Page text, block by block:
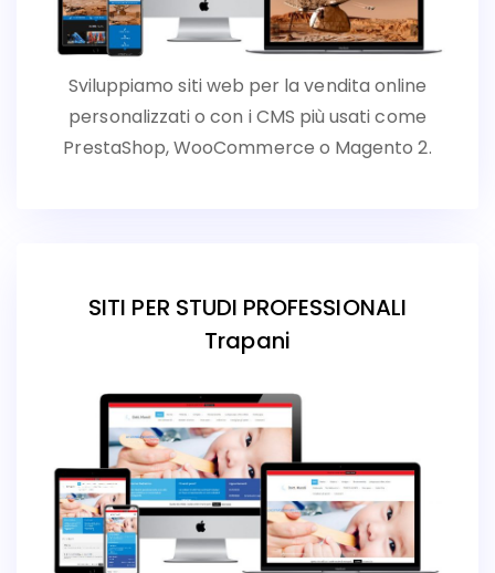
Sviluppiamo siti web per la vendita online
personalizzati o con i CMS più usati come
PrestaShop, WooCommerce o Magento 2.
SITI PER STUDI PROFESSIONALI
Trapani